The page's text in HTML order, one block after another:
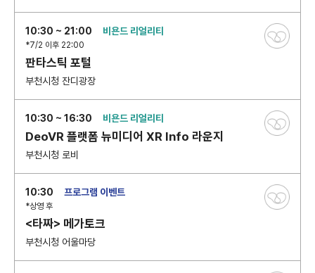
10:30 ~ 21:00
*7/2 이후 22:00
비욘드 리얼리티
판타스틱 포털
부천시청 잔디광장
10:30 ~ 16:30 비욘드 리얼리티
DeoVR 플랫폼 뉴미디어 XR Info 라운지
부천시청 로비
10:30
*상영 후
프로그램 이벤트
<타짜> 메가토크
부천시청 어울마당